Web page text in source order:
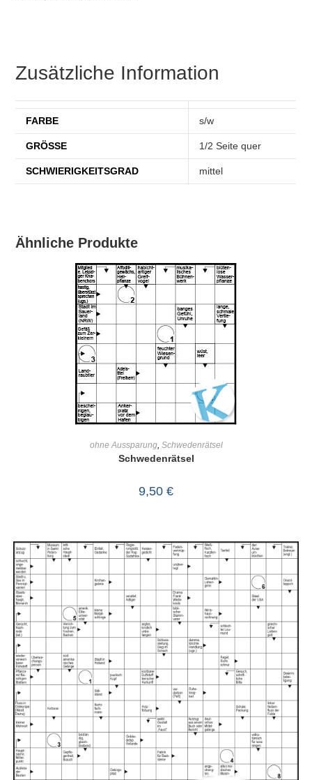
Zusätzliche Information
FARBE s/w
GRÖSSE 1/2 Seite quer
SCHWIERIGKEITSGRAD mittel
Ähnliche Produkte
ohne Aussparung, Schwedenrätsel
Schwedenrätsel
9,50 €